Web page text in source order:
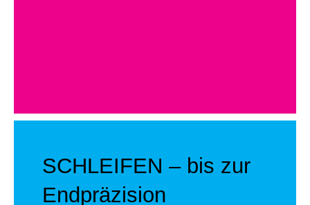
SCHLEIFEN – bis zur
Endpräzision